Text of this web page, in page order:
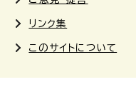
リンク集
このサイトについて